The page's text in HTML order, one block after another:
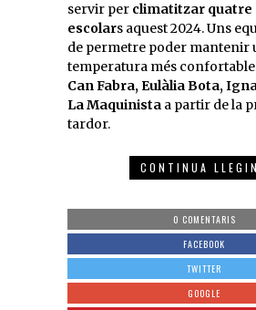
servir per climatitzar quatre
escolars aquest 2024. Uns
de permetre poder mantenir
temperatura més confortable
Can Fabra, Eulàlia Bota,
La Maquinista a partir de la
tardor.
CONTINUA
0 COMENTARIS
FACEBOOK
TWITTER
GOOGLE